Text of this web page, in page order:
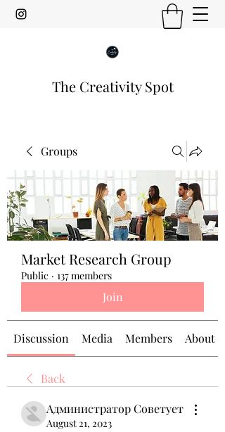
The Creativity Spot
Groups
Market Research Group
Public · 137 members
Join
Discussion Media Members About
Back
Администратор Советует
August 21, 2023